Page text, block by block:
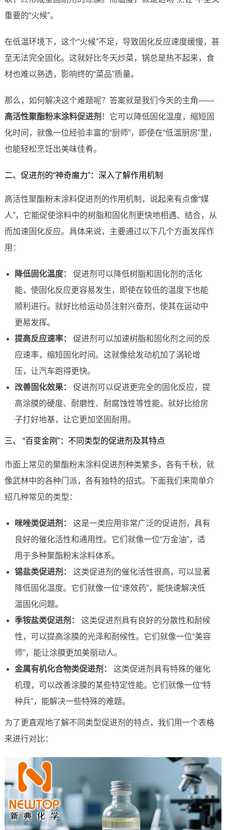
重要的“火候”。
在低温环境下，这个“火候”不足，导致固化反应速度缓慢，甚
至无法完全固化。这就好比冬天炒菜，锅总是热不起来，食
材也难以熟透，影响终的“菜品”质量。
那么，如何解决这个难题呢？答案就是我们今天的主角——
高活性聚酯粉末涂料促进剂 ！它可以降低固化温度，缩短固
化时间，就像一位经验丰富的“厨师”，即使在“低温厨房”里，
也能轻松烹饪出美味佳肴。
二、促进剂的“神奇魔力”：深入了解作用机制
高活性聚酯粉末涂料促进剂的作用机制，说起来有点像“媒
人”，它能促使涂料中的树脂和固化剂更快地相遇、结合，从
而加速固化反应。具体来说，主要通过以下几个方面发挥作
用：
降低固化温度：
促进剂可以降低树脂和固化剂的活化
能，使固化反应更容易发生，即使在较低的温度下也能
顺利进行。就好比给运动员注射兴奋剂，使其在运动中
更易发挥。
提高反应速率：
促进剂可以加速树脂和固化剂之间的反
应速率，缩短固化时间。这就像给发动机加了涡轮增
压，让汽车跑得更快。
改善固化效果：
促进剂可以促进更完全的固化反应，提
高涂膜的硬度、耐磨性、耐腐蚀性等性能。就好比给房
子打好地基，让它更加坚固耐用。
三、 “百变金刚”：不同类型的促进剂及其特点
市面上常见的聚酯粉末涂料促进剂种类繁多，各有千秋，就
像武林中的各种门派，各有独特的招式。下面我们来简单介
绍几种常见的类型：
咪唑类促进剂：
这是一类应用非常广泛的促进剂，具有
良好的催化活性和通用性。它们就像一位“万金油”，适
用于多种聚酯粉末涂料体系。
锡盐类促进剂：
这类促进剂的催化活性很高，可以显著
降低固化温度。它们就像一位“速效药”，能快速解决低
温固化问题。
季铵盐类促进剂：
这类促进剂具有良好的分散性和耐候
性，可以提高涂膜的光泽和耐候性。它们就像一位“美容
师”，能让涂膜更加美丽动人。
金属有机化合物类促进剂：
这类促进剂具有特殊的催化
机理，可以改善涂膜的某些特定性能。它们就像一位“特
种兵”，能解决一些特殊的难题。
为了更直观地了解不同类型促进剂的特点，我们用一个表格
来进行对比：